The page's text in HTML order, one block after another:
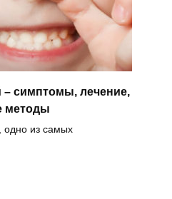
– симптомы, лечение,
методы
из самых